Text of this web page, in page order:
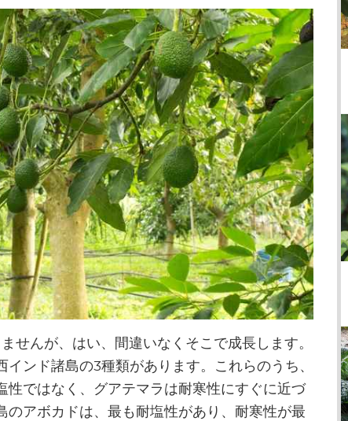
せんが、はい、間違いなくそこで成長します。
ンド諸島の3種類があります。これらのうち、
ではなく、グアテマラは耐寒性にすぐに近づ
アボカドは、最も耐塩性があり、耐寒性が最